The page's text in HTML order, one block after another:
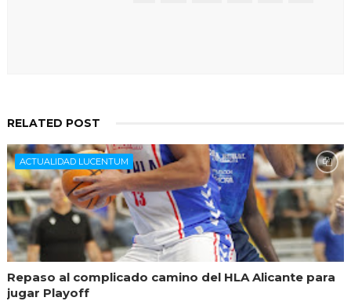
RELATED POST
ACTUALIDAD LUCENTUM
Repaso al complicado camino del HLA Alicante para
jugar Playoff